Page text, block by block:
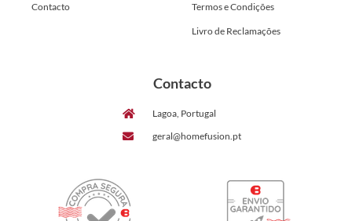
Contacto Termos e Condições
Livro de Reclamações
Contacto
Lagoa, Portugal
geral@homefusion.pt